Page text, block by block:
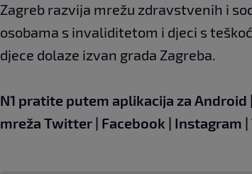
Zagreb razvija mrežu zdravstvenih i
osobama s invaliditetom i djeci s
djece dolaze izvan grada Zagreba.
N1 pratite putem aplikacija za Android |
mreža Twitter | Facebook | Instagram |